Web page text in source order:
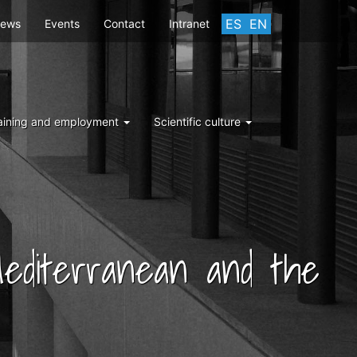
ES EN
Events Contact Intranet
and employment Scientific culture
and the